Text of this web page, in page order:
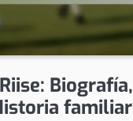
Biografía,
familiar